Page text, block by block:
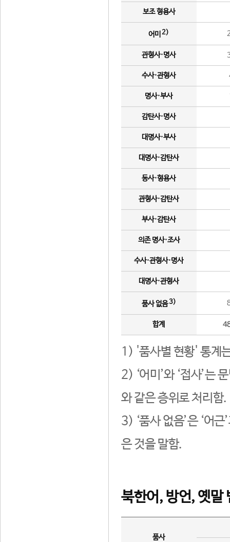
보조 형용사
어미 2)
관형사·명사
수사·관형사
명사·부사
감탄사·명사
대명사·부사
대명사·감탄사
동사·형용사
관형사·감탄사
부사·감탄사
의존 명사·조사
수사·관형사·명사
대명사·관형사
품사 없음3)
합계
1) '품사별 현황' 통계
2) ‘어미’와 ‘접사’는
와 같은 층위로 처리함.
3) ‘품사 없음’은 ‘어
은 것을 말함.
북한어, 방언, 옛말
품사